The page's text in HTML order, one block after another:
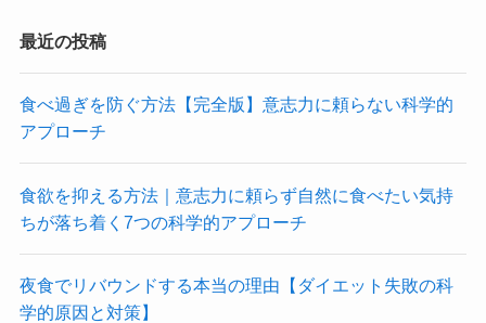
最近の投稿
食べ過ぎを防ぐ方法【完全版】意志力に頼らない科学的
アプローチ
食欲を抑える方法｜意志力に頼らず自然に食べたい気持
ちが落ち着く7つの科学的アプローチ
夜食でリバウンドする本当の理由【ダイエット失敗の科
学的原因と対策】